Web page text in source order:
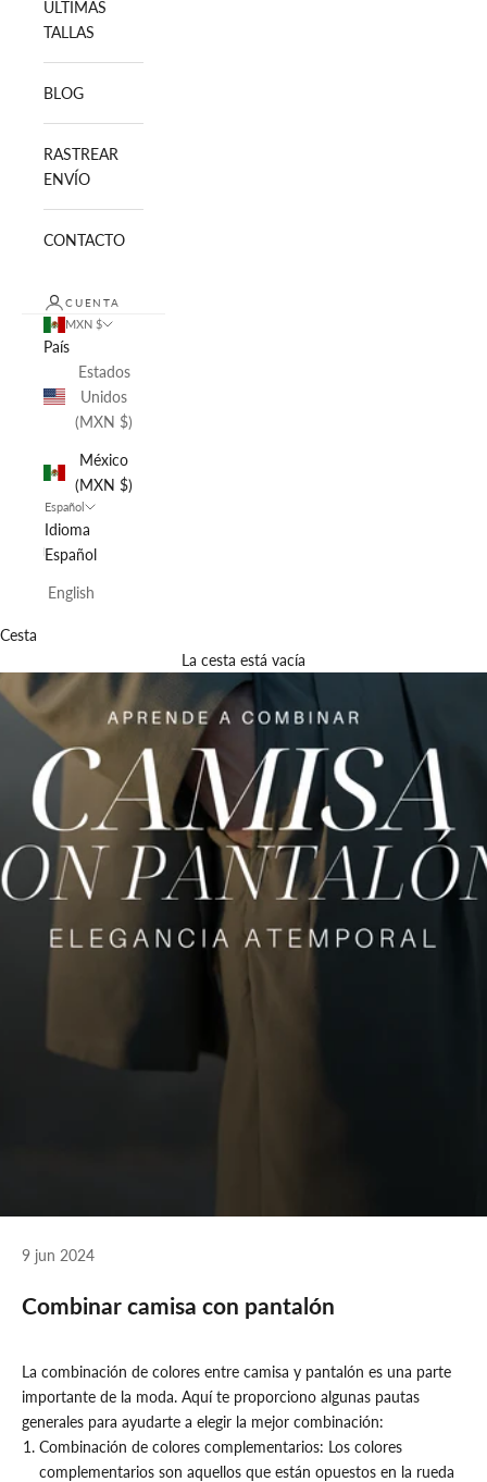
ULTIMAS
TALLAS
BLOG
RASTREAR
ENVÍO
CONTACTO
CUENTA
MXN $
País
Estados
Unidos
(MXN $)
México
(MXN $)
Español
Idioma
Español
English
Cesta
La cesta está vacía
9 jun 2024
Combinar camisa con pantalón
La combinación de colores entre camisa y pantalón es una parte
importante de la moda. Aquí te proporciono algunas pautas
generales para ayudarte a elegir la mejor combinación:
Combinación de colores complementarios: Los colores
complementarios son aquellos que están opuestos en la rueda